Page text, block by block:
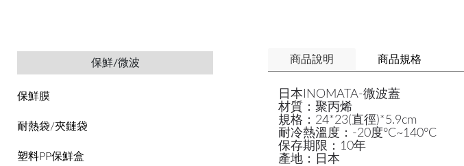
保鮮/微波
保鮮膜
耐熱袋/夾鏈袋
塑料PP保鮮盒
商品說明 商品規格
日本INOMATA-微波蓋
材質：聚丙烯
規格：24*23(直徑)*5.9cm
耐冷熱溫度：-20度°C~140°C
保存期限：10年
產地：日本